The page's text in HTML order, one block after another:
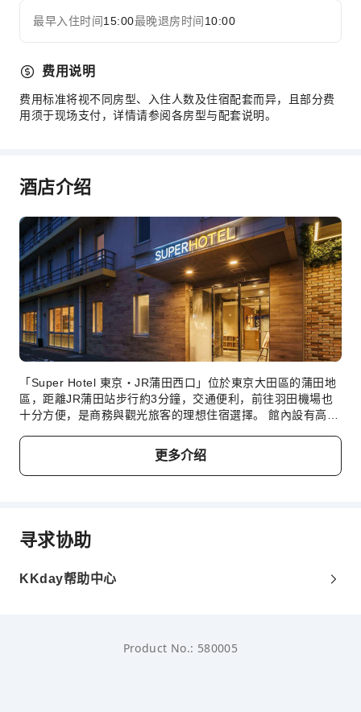
最早入住时间15:00最晚退房时间 10:00
费用说明
费用标准将视不同房型、入住人数及住宿配套而异，且部分费
用须于现场支付，详情请参阅各房型与配套说明。
酒店介绍
「Super Hotel 東京・JR蒲田西口」位於東京大田區的蒲田地
區，距離JR蒲田站步行約3分鐘，交通便利，前往羽田機場也
十分方便，是商務與觀光旅客的理想住宿選擇。 館內設有高濃
（Welcome Bar）等貼心服務。客房配備免費Wi-Fi，空間整
潔舒適，為旅客提供安心的住宿體驗。 周邊餐飲與購物選擇豐
更多介绍
寻求协助
KKday帮助中心
Product No.: 580005